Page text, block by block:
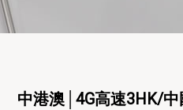
中港澳│4G高速3HK/